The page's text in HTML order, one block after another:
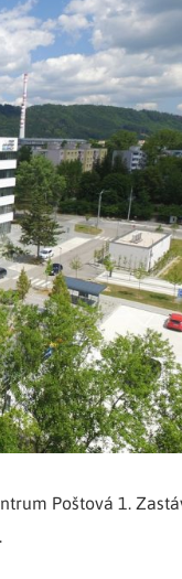
Poštová 1.